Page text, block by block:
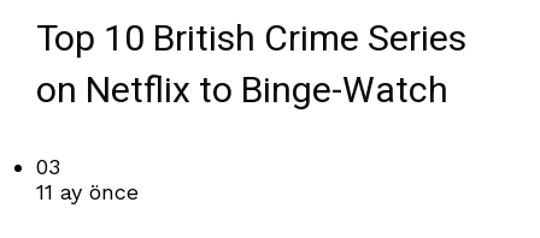
Top 10 British Crime Series
on Netflix to Binge-Watch
03
11 ay önce